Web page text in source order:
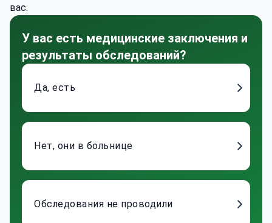
вас.
У вас есть медицинские заключения и
результаты обследований?
Да, есть
Нет, они в больнице
Обследования не проводили